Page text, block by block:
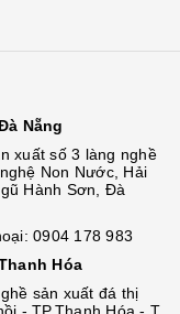
Nẵng
xuất số 3 làng nghề
Non Nước, Hải
Hành Sơn, Đà
0904 178 983
Hóa
sản xuất đá thị